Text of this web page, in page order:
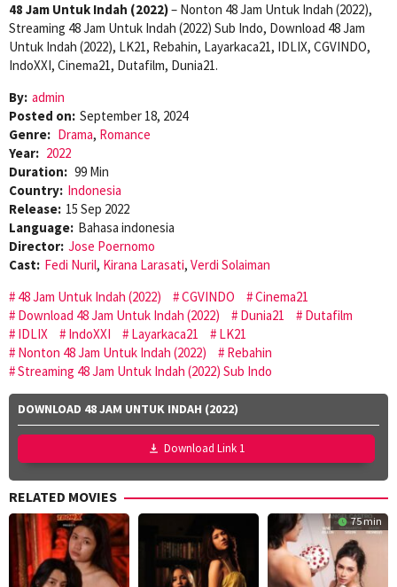
48 Jam Untuk Indah (2022)– Nonton 48 Jam Untuk Indah (2022),
Streaming 48 Jam Untuk Indah (2022) Sub Indo, Download 48 Jam
Untuk Indah (2022), LK21, Rebahin, Layarkaca21, IDLIX, CGVINDO,
IndoXXI, Cinema21, Dutafilm, Dunia21.
By: admin
Posted on: September 18, 2024
Genre: Drama, Romance
Year: 2022
Duration: 99 Min
Country: Indonesia
Release: 15 Sep 2022
Language: Bahasa indonesia
Director: Jose Poernomo
Cast: Fedi Nuril, Kirana Larasati, Verdi Solaiman
48 Jam Untuk Indah (2022)
CGVINDO
Cinema21
Download 48 Jam Untuk Indah (2022)
Dunia21
Dutafilm
IDLIX
IndoXXI Layarkaca21
LK21
Nonton 48 Jam Untuk Indah (2022)
Rebahin
Streaming 48 Jam Untuk Indah (2022) Sub Indo
DOWNLOAD 48 JAM UNTUK INDAH (2022)
Download Link 1
RELATED MOVIES
75 min